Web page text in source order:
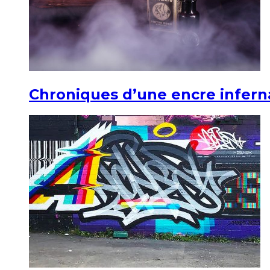
Chroniques d’une encre